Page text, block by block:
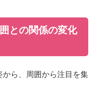
との関係の変化
ら、周囲から注目を集